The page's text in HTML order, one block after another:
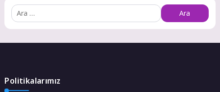
Arama:
Politikalarımız